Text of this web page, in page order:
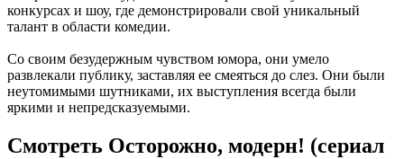
конкурсах и шоу, где демонстрировали свой уникальный
талант в области комедии.
Со своим безудержным чувством юмора, они умело
развлекали публику, заставляя ее смеяться до слез. Они были
неутомимыми шутниками, их выступления всегда были
яркими и непредсказуемыми.
Смотреть Осторожно, модерн! (сериал